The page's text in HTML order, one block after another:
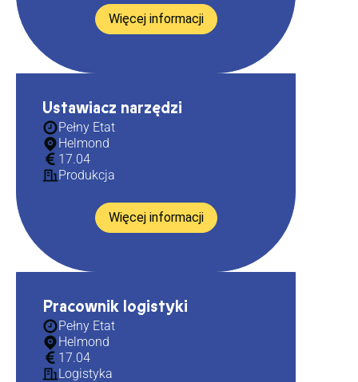
Więcej informacji
Ustawiacz narzędzi
Pełny Etat
Helmond
17.04
Produkcja
Więcej informacji
Pracownik logistyki
Pełny Etat
Helmond
17.04
Logistyka